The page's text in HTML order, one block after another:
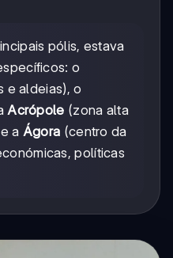
pólis, estava
o
e aldeias), o
Acrópole (zona alta
a Ágora (centro da
políticas